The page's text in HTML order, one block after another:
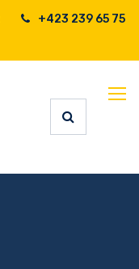
+423 239 65 75